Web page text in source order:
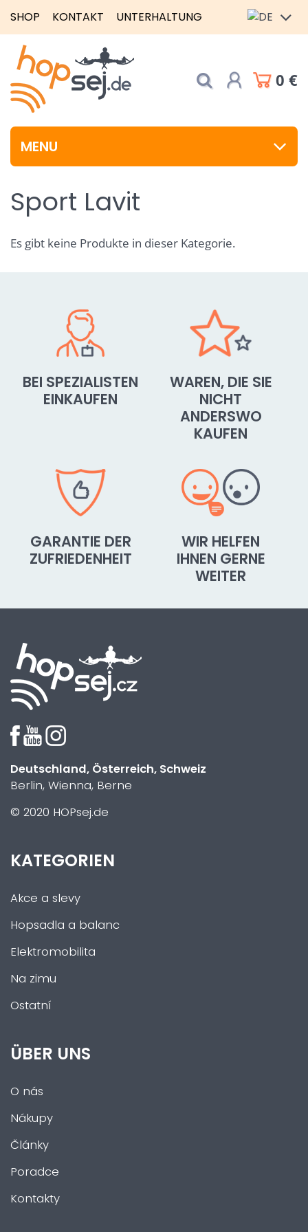
SHOP KONTAKT UNTERHALTUNG
0 €
MENU
Sport Lavit
Es gibt keine Produkte in dieser Kategorie.
BEI SPEZIALISTEN
EINKAUFEN
WAREN, DIE SIE
NICHT
ANDERSWO
KAUFEN
GARANTIE DER
ZUFRIEDENHEIT
WIR HELFEN
IHNEN GERNE
WEITER
Deutschland, Österreich, Schweiz
Berlin, Wienna, Berne
© 2020 HOPsej.de
KATEGORIEN
Akce a slevy
Hopsadla a balanc
Elektromobilita
Na zimu
Ostatní
ÜBER UNS
O nás
Nákupy
Články
Poradce
Kontakty